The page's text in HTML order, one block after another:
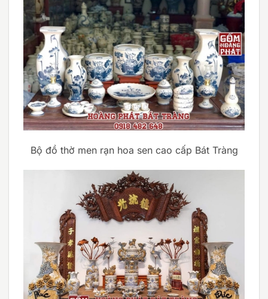
Bộ đồ thờ men rạn hoa sen cao cấp Bát Tràng